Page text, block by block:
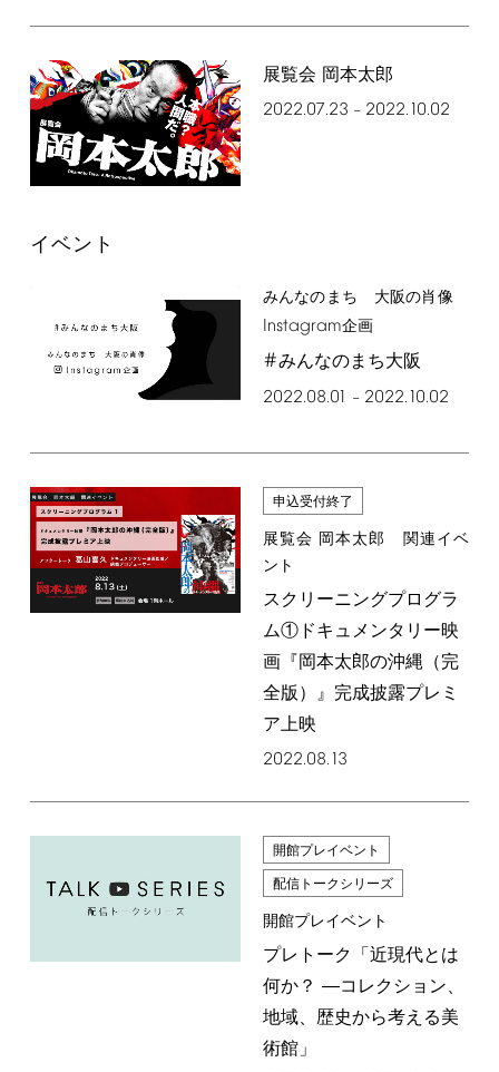
展覧会 岡本太郎
2022.07.23 – 2022.10.02
イベント
みんなのまち 大阪の肖像
Instagram企画
#みんなのまち大阪
2022.08.01 – 2022.10.02
申込受付終了
展覧会 岡本太郎 関連イベ
ント
スクリーニングプログラ
ム①ドキュメンタリー映
画『岡本太郎の沖縄（完
全版）』完成披露プレミ
ア上映
2022.08.13
開館プレイベント
配信トークシリーズ
開館プレイベント
プレトーク「近現代とは
何か？ ―コレクション、
地域、歴史から考える美
術館」